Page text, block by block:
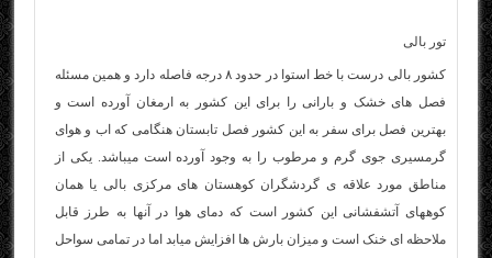
تور بالی
کشور بالی درست با خط استوا در حدود ۸ درجه فاصله دارد و همین مسئله
فصل های خشک و بارانی را برای این کشور به ارمغان آورده است و
بهترین فصل برای سفر به این کشور فصل تابستان هنگامی که اب و هوای
گرمسیری جوی گرم و مرطوب را به وجود آورده است میباشد. یکی از
مناطق مورد علاقه ی گردشگران کوهستان های مرکزی بالی یا همان
کوههای آتشفشانی این کشور است که دمای هوا در آنها به طرز قابل
ملاحظه ای خنک است و میزان بارش ها افزایش میابد اما در تمامی سواحل